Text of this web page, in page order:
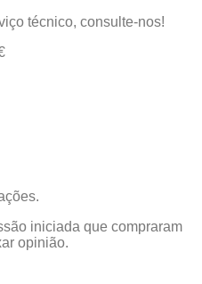
técnico, consulte-nos!
iniciada que compraram
opinião.